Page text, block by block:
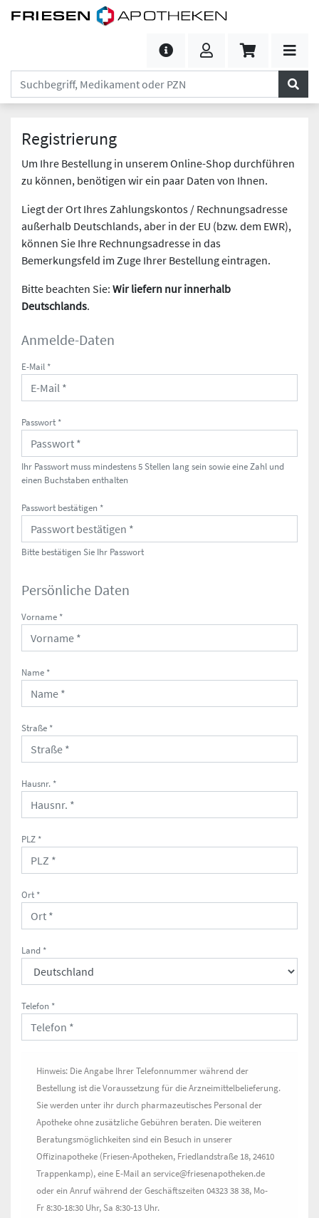
Registrierung
Um Ihre Bestellung in unserem Online-Shop durchführen
zu können, benötigen wir ein paar Daten von Ihnen.
Liegt der Ort Ihres Zahlungskontos / Rechnungsadresse
außerhalb Deutschlands, aber in der EU (bzw. dem EWR),
können Sie Ihre Rechnungsadresse in das
Bemerkungsfeld im Zuge Ihrer Bestellung eintragen.
Bitte beachten Sie: Wir liefern nur innerhalb
Deutschlands.
Anmelde-Daten
E-Mail *
Passwort *
Ihr Passwort muss mindestens 5 Stellen lang sein sowie eine Zahl und
einen Buchstaben enthalten
Passwort bestätigen *
Bitte bestätigen Sie Ihr Passwort
Persönliche Daten
Vorname *
Name *
Straße *
Hausnr. *
PLZ *
Ort *
Land *
Telefon *
Hinweis: Die Angabe Ihrer Telefonnummer während der
Bestellung ist die Voraussetzung für die Arzneimittelbelieferung.
Sie werden unter ihr durch pharmazeutisches Personal der
Apotheke ohne zusätzliche Gebühren beraten. Die weiteren
Beratungsmöglichkeiten sind ein Besuch in unserer
Offizinapotheke (Friesen-Apotheken, Friedlandstraße 18, 24610
Trappenkamp), eine E-Mail an service@friesenapotheken.de
oder ein Anruf während der Geschäftszeiten 04323 38 38, Mo-
Fr 8:30-18:30 Uhr, Sa 8:30-13 Uhr.